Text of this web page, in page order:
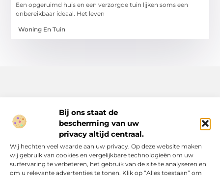
Bij ons staat de
bescherming van uw
privacy altijd centraal.
Wij hechten veel waarde aan uw privacy. Op deze website maken
wij gebruik van cookies en vergelijkbare technologieën om uw
surfervaring te verbeteren, het gebruik van de site te analyseren en
om u relevante advertenties te tonen. Klik op “Alles toestaan” om
Een opgeruimd huis en een verzorgde tuin lijken soms een
onbereikbaar ideaal. Het leven
Woning En Tuin
Inspiratie, tips en verhalen voor elk moment.
Ontdek een breed scala aan artikelen en blogs die je dagelijks
leven verrijken, van praktische adviezen tot boeiende verhalen.
Bericht categorie